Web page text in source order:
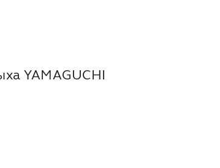
YAMAGUCHI